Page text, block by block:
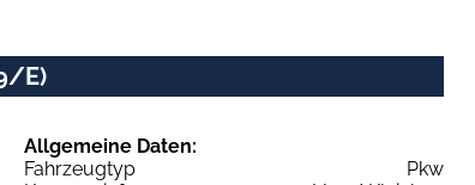
E)
Allgemeine Daten:
Fahrzeugtyp
Pkw